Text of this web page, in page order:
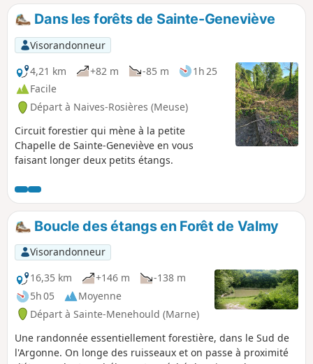
Dans les forêts de Sainte-Geneviève
Visorandonneur
4,21 km
+82 m -85 m
1h 25
Facile
Départ à Naives-Rosières (Meuse)
Circuit forestier qui mène à la petite
Chapelle de Sainte-Geneviève en vous
faisant longer deux petits étangs.
Boucle des étangs en Forêt de Valmy
Visorandonneur
16,35 km
+146 m
-138 m
5h 05
Moyenne
Départ à Sainte-Menehould (Marne)
Une randonnée essentiellement forestière, dans le Sud de
l'Argonne. On longe des ruisseaux et on passe à proximité